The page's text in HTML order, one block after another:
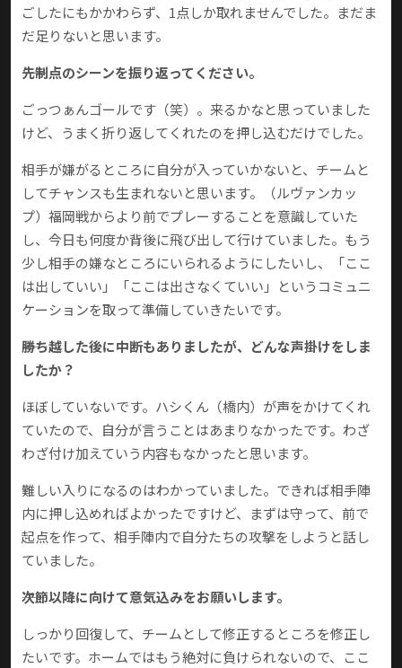
ごしたにもかかわらず、1点しか取れませんでした。まだま
だ足りないと思います。
――先制点のシーンを振り返ってください。
ごっつぁんゴールです（笑）。来るかなと思っていました
けど、うまく折り返してくれたのを押し込むだけでした。
相手が嫌がるところに自分が入っていかないと、チームと
してチャンスも生まれないと思います。（ルヴァンカッ
プ）福岡戦からより前でプレーすることを意識していた
し、今日も何度か背後に飛び出して行けていました。もう
少し相手の嫌なところにいられるようにしたいし、「ここ
は出していい」「ここは出さなくていい」というコミュニ
ケーションを取って準備していきたいです。
――勝ち越した後に中断もありましたが、どんな声掛けをしま
したか？
ほぼしていないです。ハシくん（橋内）が声をかけてくれ
ていたので、自分が言うことはあまりなかったです。わざ
わざ付け加えていう内容もなかったと思います。
難しい入りになるのはわかっていました。できれば相手陣
内に押し込めればよかったですけど、まずは守って、前で
起点を作って、相手陣内で自分たちの攻撃をしようと話し
ていました。
――次節以降に向けて意気込みをお願いします。
しっかり回復して、チームとして修正するところを修正し
たいです。ホームではもう絶対に負けられないので、ここ